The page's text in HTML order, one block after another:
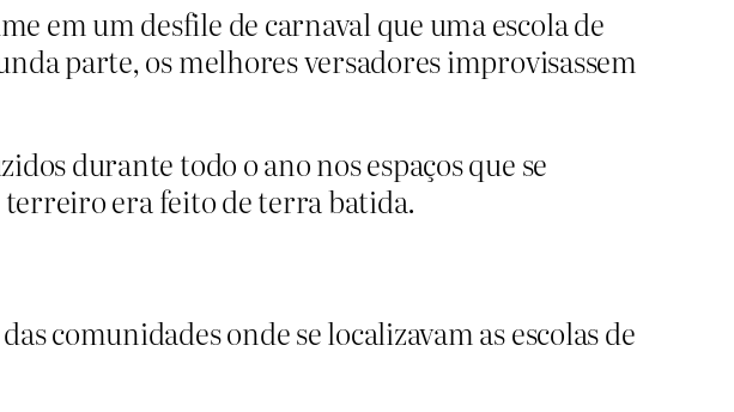
em um desfile de carnaval que uma escola de
parte, os melhores versadores improvisassem
durante todo o ano nos espaços que se
era feito de terra batida.
comunidades onde se localizavam as escolas de